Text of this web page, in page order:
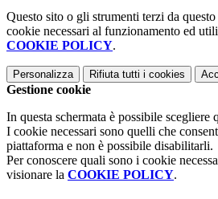
Questo sito o gli strumenti terzi da
cookie necessari al funzionamento ed
COOKIE POLICY.
Personalizza Rifiuta tutti i cookies
Gestione cookie
In questa schermata è possibile scegliere
I cookie necessari sono quelli che
piattaforma e non è possibile disabilitarli.
Per conoscere quali sono i cookie
visionare la COOKIE POLICY.